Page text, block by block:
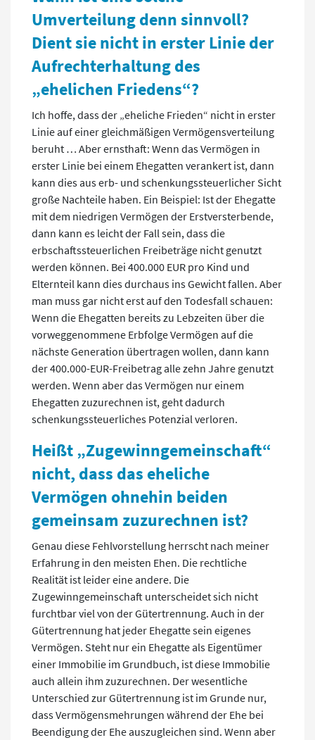
Umverteilung denn sinnvoll?
Dient sie nicht in erster Linie der
Aufrechterhaltung des
„ehelichen Friedens“?
Ich hoffe, dass der „eheliche Frieden“ nicht in erster
Linie auf einer gleichmäßigen Vermögensverteilung
beruht … Aber ernsthaft: Wenn das Vermögen in
erster Linie bei einem Ehegatten verankert ist, dann
kann dies aus erb- und schenkungssteuerlicher Sicht
große Nachteile haben. Ein Beispiel: Ist der Ehegatte
mit dem niedrigen Vermögen der Erstversterbende,
dann kann es leicht der Fall sein, dass die
erbschaftssteuerlichen Freibeträge nicht genutzt
werden können. Bei 400.000 EUR pro Kind und
Elternteil kann dies durchaus ins Gewicht fallen. Aber
man muss gar nicht erst auf den Todesfall schauen:
Wenn die Ehegatten bereits zu Lebzeiten über die
vorweggenommene Erbfolge Vermögen auf die
nächste Generation übertragen wollen, dann kann
der 400.000-EUR-Freibetrag alle zehn Jahre genutzt
werden. Wenn aber das Vermögen nur einem
Ehegatten zuzurechnen ist, geht dadurch
schenkungssteuerliches Potenzial verloren.
Heißt „Zugewinngemeinschaft“
nicht, dass das eheliche
Vermögen ohnehin beiden
gemeinsam zuzurechnen ist?
Genau diese Fehlvorstellung herrscht nach meiner
Erfahrung in den meisten Ehen. Die rechtliche
Realität ist leider eine andere. Die
Zugewinngemeinschaft unterscheidet sich nicht
furchtbar viel von der Gütertrennung. Auch in der
Gütertrennung hat jeder Ehegatte sein eigenes
Vermögen. Steht nur ein Ehegatte als Eigentümer
einer Immobilie im Grundbuch, ist diese Immobilie
auch allein ihm zuzurechnen. Der wesentliche
Unterschied zur Gütertrennung ist im Grunde nur,
dass Vermögensmehrungen während der Ehe bei
Beendigung der Ehe auszugleichen sind. Wenn aber